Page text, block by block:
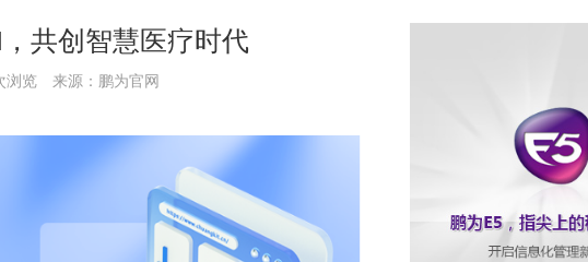
共创智慧医疗时代
浏览 来源：鹏为官网